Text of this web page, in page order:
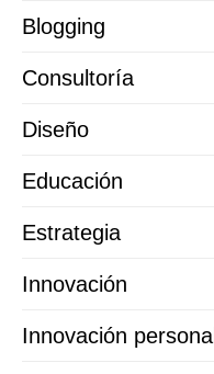
Blogging
Consultoría
Diseño
Educación
Estrategia
Innovación
Innovación personal